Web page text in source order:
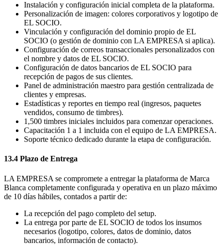
Instalación y configuración inicial completa de la plataforma.
Personalización de imagen: colores corporativos y logotipo de
EL SOCIO.
Vinculación y configuración del dominio propio de EL
SOCIO (o gestión de dominio con LA EMPRESA si aplica).
Configuración de correos transaccionales personalizados con
el nombre y datos de EL SOCIO.
Configuración de datos bancarios de EL SOCIO para
recepción de pagos de sus clientes.
Panel de administración maestro para gestión centralizada de
clientes y empresas.
Estadísticas y reportes en tiempo real (ingresos, paquetes
vendidos, consumo de timbres).
1,500 timbres iniciales incluidos para comenzar operaciones.
Capacitación 1 a 1 incluida con el equipo de LA EMPRESA.
Soporte técnico dedicado durante la etapa de configuración.
13.4 Plazo de Entrega
LA EMPRESA se compromete a entregar la plataforma de Marca
Blanca completamente configurada y operativa en un plazo máximo
de 10 días hábiles, contados a partir de:
La recepción del pago completo del setup.
La entrega por parte de EL SOCIO de todos los insumos
necesarios (logotipo, colores, datos de dominio, datos
bancarios, información de contacto).